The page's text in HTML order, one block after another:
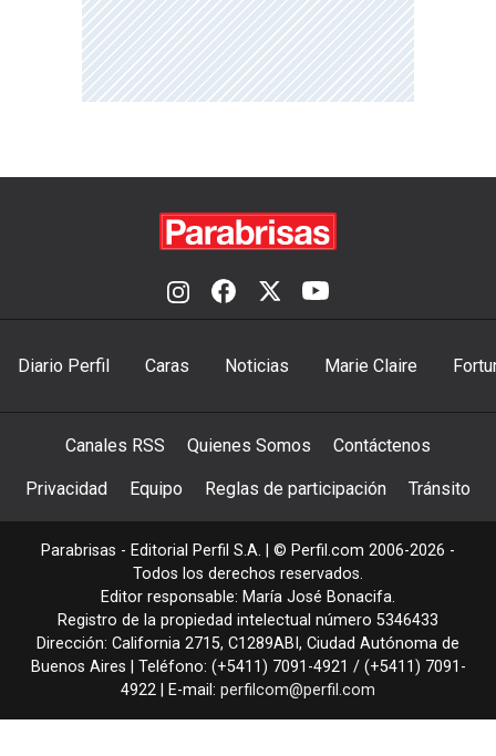
Diario Perfil Caras Noticias Marie Claire
Canales RSS Quienes Somos Contáctenos
Privacidad Equipo Reglas de participación Tránsito
Parabrisas - Editorial Perfil S.A. | © Perfil.com 2006-2026 -
Todos los derechos reservados.
Editor responsable: María José Bonacifa.
Registro de la propiedad intelectual número 5346433
Dirección: California 2715, C1289ABI , Ciudad Autónoma de
Buenos Aires | Teléfono: (+5411) 7091-4921 / (+5411) 7091-
4922 | E-mail: perfilcom@perfil.com